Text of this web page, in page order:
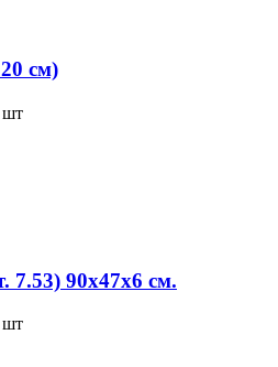
см)
шт
7.53) 90х47х6 см.
шт